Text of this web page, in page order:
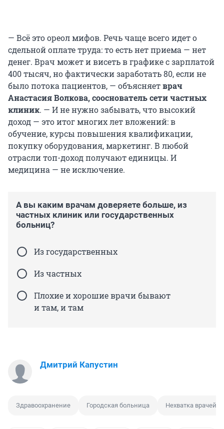
— Всё это ореол мифов. Речь чаще всего идет о
сдельной оплате труда: то есть нет приема — нет
денег. Врач может и висеть в графике с зарплатой
400 тысяч, но фактически заработать 80, если не
было потока пациентов, — объясняетврач
Анастасия Волкова, сооснователь сети частных
клиник. — И не нужно забывать, что высокий
доход — это итог многих лет вложений: в
обучение, курсы повышения квалификации,
покупку оборудования, маркетинг. В любой
отрасли топ-доход получают единицы. И
медицина — не исключение.
А вы каким врачам доверяете больше, из
частных клиник или государственных
больниц?
Из государственных
Из частных
Плохие и хорошие врачи бывают
и там, и там
Дмитрий Капустин
Здравоохранение Городская больница Нехватка врачей